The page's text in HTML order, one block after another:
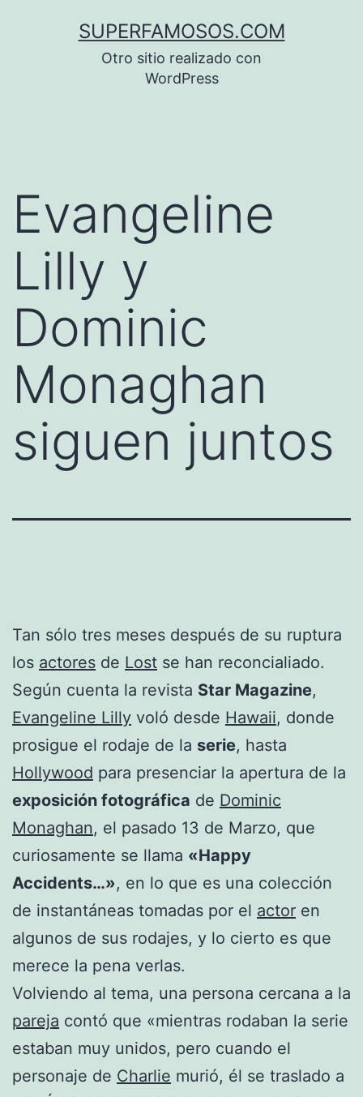
SUPERFAMOSOS.COM
Otro sitio realizado con
WordPress
Evangeline
Lilly y
Dominic
Monaghan
siguen juntos
Tan sólo tres meses después de su ruptura
los actores de Lost se han reconcialiado.
Según cuenta la revista Star Magazine,
Evangeline Lilly voló desde Hawaii, donde
prosigue el rodaje de la serie, hasta
Hollywood para presenciar la apertura de la
exposición fotográfica de Dominic
Monaghan, el pasado 13 de Marzo, que
curiosamente se llama «Happy
Accidents…», en lo que es una colección
de instantáneas tomadas por el actor en
algunos de sus rodajes, y lo cierto es que
merece la pena verlas.
Volviendo al tema, una persona cercana a la
pareja contó que «mientras rodaban la serie
estaban muy unidos, pero cuando el
personaje de Charlie murió, él se traslado a